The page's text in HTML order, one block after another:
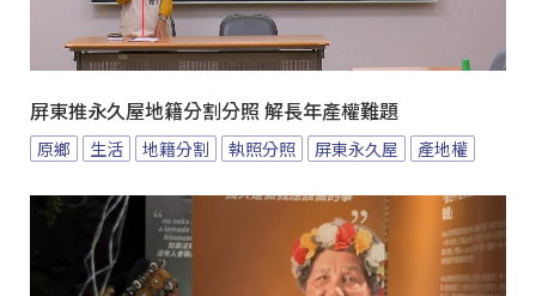
屏東推永久屋地籍分割分照 解長年產權難題
原鄉 生活 地籍分割 執照分照 屏東永久屋 產地權